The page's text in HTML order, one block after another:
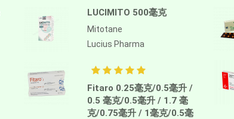
LUCIMITO 500毫克
Mitotane
Lucius Pharma
Fitaro 0.25毫克/0.5毫升 /
0.5 毫克/0.5毫升 / 1.7 毫
克/0.75毫升 / 1毫克/0.5毫